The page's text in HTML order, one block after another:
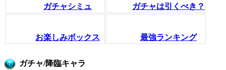
ガチャシミュ ガチャは引くべき？
お楽しみボックス 最強ランキング
ガチャ/降臨キャラ